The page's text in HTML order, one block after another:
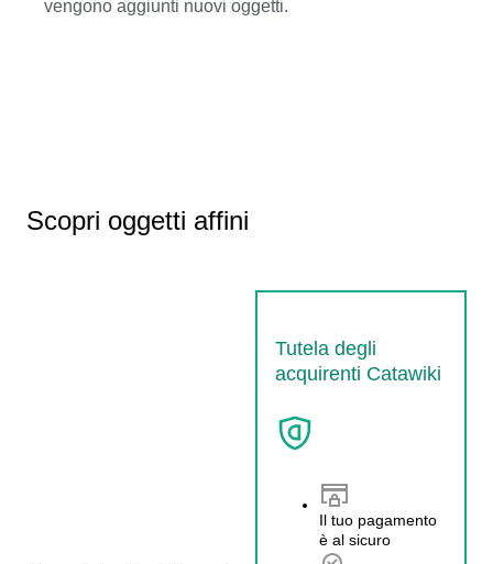
vengono aggiunti nuovi oggetti.
Scopri oggetti affini
Tutela degli
acquirenti Catawiki
Il tuo pagamento
è al sicuro